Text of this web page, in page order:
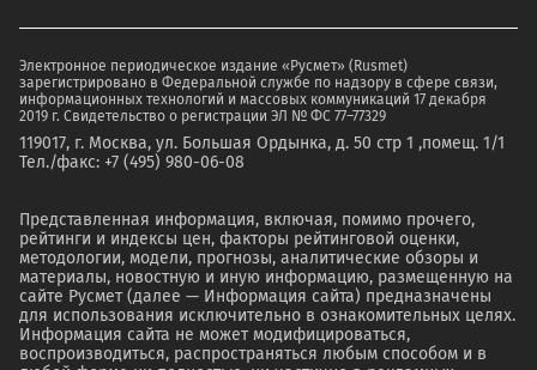
Электронное периодическое издание «Русмет» (Rusmet)
зарегистрировано в Федеральной службе по надзору в сфере связи,
информационных технологий и массовых коммуникаций 17 декабря
2019 г. Свидетельство о регистрации ЭЛ № ФС 77–77329
119017, г. Москва, ул. Большая Ордынка, д. 50 стр 1 ,помещ. 1/1
Тел./факс: +7 (495) 980-06-08
Представленная информация, включая, помимо прочего,
рейтинги и индексы цен, факторы рейтинговой оценки,
методологии, модели, прогнозы, аналитические обзоры и
материалы, новостную и иную информацию, размещенную на
сайте Русмет (далее — Информация сайта) предназначены
для использования исключительно в ознакомительных целях.
Информация сайта не может модифицироваться,
воспроизводиться, распространяться любым способом и в